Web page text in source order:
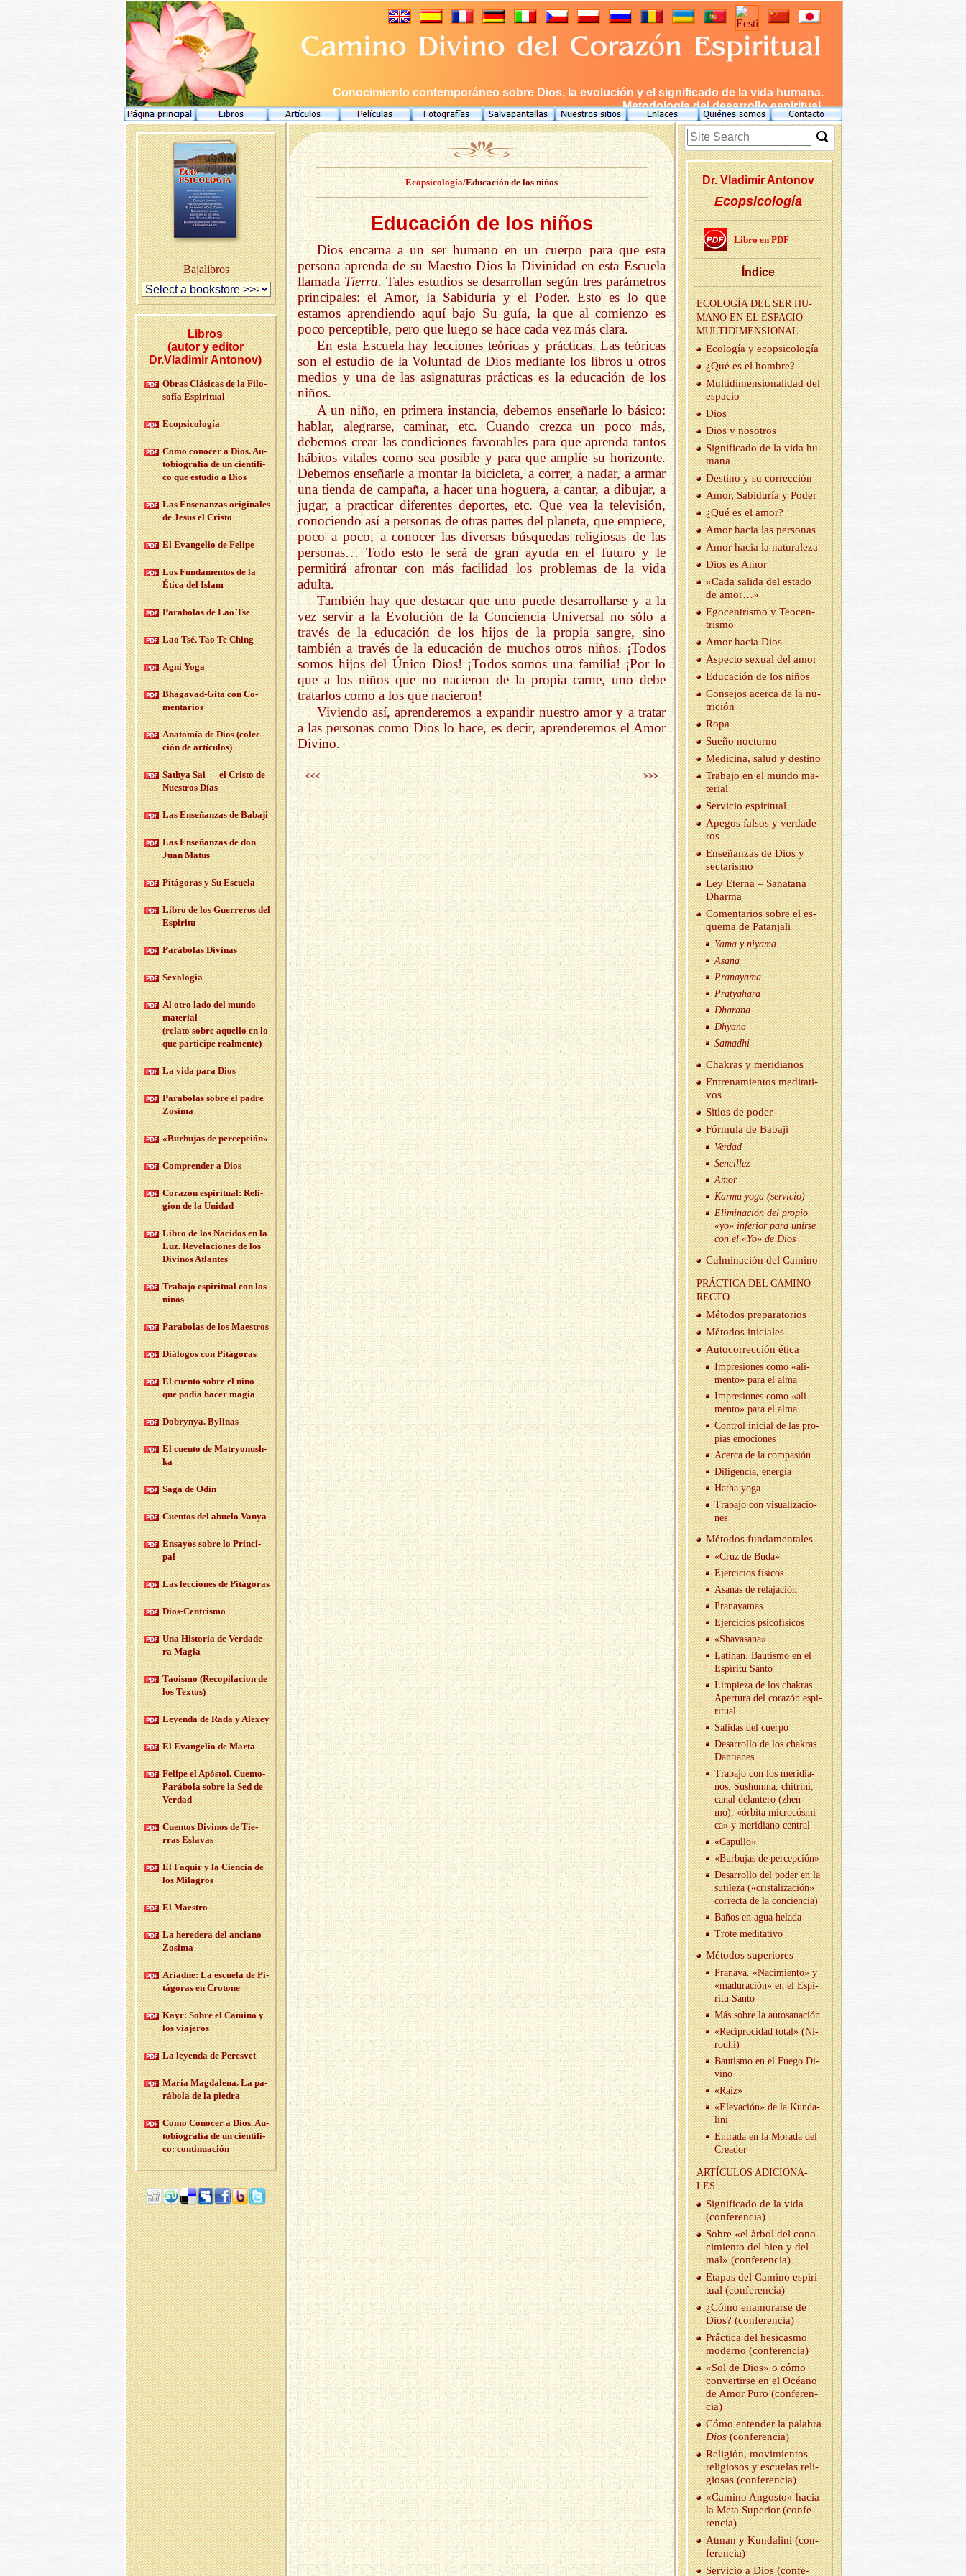
Conocimiento contemporáneo sobre Dios, la evolución y el significado de la vida humana.
Metodología del desarrollo espiritual.
Ecopsicología/Educación de los niños
Educación de los niños
Dios encarna a un ser humano en un cuerpo para que esta
persona aprenda de su Maestro Dios la Divinidad en esta Escuela
llamadaTierra.Tales estudios se desarrollan según tres parámetros
principales: el Amor, la Sabiduría y el Poder. Esto es lo que
estamos aprendiendo aquí bajo Su guía, la que al comienzo es
poco perceptible, pero que luego se hace cada vez más clara.
En esta Escuela hay lecciones teóricas y prácticas. Las teóricas
son el estudio de la Voluntad de Dios mediante los libros u otros
medios y una de las asignaturas prácticas es la educación de los
niños.
A un niño, en primera instancia, debemos enseñarle lo básico:
hablar, alegrarse, caminar, etc. Cuando crezca un poco más,
debemos crear las condiciones favorables para que aprenda tantos
hábitos vitales como sea posible y para que amplíe su horizonte.
Debemos enseñarle a montar la bicicleta, a correr, a nadar, a armar
una tienda de campaña, a hacer una hoguera, a cantar, a dibujar, a
jugar, a practicar diferentes deportes, etc. Que vea la televisión,
conociendo así a personas de otras partes del planeta, que empiece,
poco a poco, a conocer las diversas búsquedas religiosas de las
personas… Todo esto le será de gran ayuda en el futuro y le
permitirá afrontar con más facilidad los problemas de la vida
adulta.
También hay que destacar que uno puede desarrollarse y a la
vez servir a la Evolución de la Conciencia Universal no sólo a
través de la educación de los hijos de la propia sangre, sino
también a través de la educación de muchos otros niños. ¡Todos
somos hijos del Único Dios! ¡Todos somos una familia! ¡Por lo
que a los niños que no nacieron de la propia carne, uno debe
tratarlos como a los que nacieron!
Viviendo así, aprenderemos a expandir nuestro amor y a tratar
a las personas como Dios lo hace, es decir, aprenderemos el Amor
Divino.
<<< >>>
Dr. Vla­di­mir An­to­nov
Ecopsicología
Libro en PDF
Ín­di­ce
ECO­LO­GÍA DEL SER HU­
MANO EN EL ES­PA­CIO
MUL­TI­DI­MEN­SIO­NAL
Eco­lo­gía y eco­psi­co­lo­gía
¿Qué es el hom­bre?
Mul­ti­di­men­sio­na­li­dad del
es­pa­cio
Dios
Dios y no­so­tros
Sig­ni­fi­ca­do de la vida hu­
ma­na
Des­tino y su co­rrec­ción
Amor, Sa­bi­du­ría y Poder
¿Qué es el amor?
Amor hacia las per­so­nas
Amor hacia la na­tu­ra­le­za
Dios es Amor
«Cada sa­li­da del es­ta­do
de amor…»
Ego­cen­tris­mo y Teo­cen­
tris­mo
Amor hacia Dios
As­pec­to se­xual del amor
Edu­ca­ción de los niños
Con­se­jos acer­ca de la nu­
tri­ción
Ropa
Sueño noc­turno
Me­di­ci­na, salud y des­tino
Tra­ba­jo en el mundo ma­
te­rial
Ser­vi­cio es­pi­ri­tual
Ape­gos fal­sos y ver­da­de­
ros
En­se­ñan­zas de Dios y
sec­ta­ris­mo
Ley Eter­na – Sa­na­ta­na
Dhar­ma
Co­men­ta­rios sobre el es­
que­ma de Pa­tan­ja­li
Yama y ni­ya­ma
Asana
Pra­na­ya­ma
Prat­yaha­ra
Dha­ra­na
Dh­ya­na
Sa­mad­hi
Cha­kras y me­ri­dia­nos
En­tre­na­mien­tos me­di­ta­ti­
vos
Si­tios de poder
Fór­mu­la de Ba­ba­ji
Ver­dad
Sen­ci­llez
Amor
Karma yoga (ser­vi­cio)
Eli­mi­na­ción del pro­pio
«yo» in­fe­rior para unir­se
con el «Yo» de Dios
Cul­mi­na­ción del Ca­mino
PRÁC­TI­CA DEL CA­MINO
RECTO
Mé­to­dos pre­pa­ra­to­rios
Mé­to­dos ini­cia­les
Au­to­co­rrec­ción ética
Im­pre­sio­nes como «ali­
men­to» para el alma
Im­pre­sio­nes como «ali­
men­to» para el alma
Con­trol ini­cial de las pro­
pias emo­cio­nes
Acer­ca de la com­pa­sión
Di­li­gen­cia, ener­gía
Hatha yoga
Tra­ba­jo con vi­sua­li­za­cio­
nes
Mé­to­dos fun­da­men­ta­les
«Cruz de Buda»
Ejer­ci­cios fí­si­cos
Asa­nas de re­la­ja­ción
Pra­na­ya­mas
Ejer­ci­cios psi­co­fí­si­cos
«Sha­va­sa­na»
La­tihan. Bau­tis­mo en el
Es­pí­ri­tu Santo
Lim­pie­za de los cha­kras.
Aper­tu­ra del co­ra­zón es­pi­
ri­tual
Sa­li­das del cuer­po
Desa­rro­llo de los cha­kras.
Dan­tia­nes
Tra­ba­jo con los me­ri­dia­
nos. Sus­hum­na, chi­tri­ni,
canal de­lan­te­ro (zhen-
mo), «ór­bi­ta mi­cro­cós­mi­
ca» y me­ri­diano cen­tral
«Ca­pu­llo»
«Bur­bu­jas de per­cep­ción»
Desa­rro­llo del poder en la
su­ti­le­za («cris­ta­li­za­ción»
co­rrec­ta de la con­cien­cia)
Baños en agua he­la­da
Trote me­di­ta­ti­vo
Mé­to­dos su­pe­rio­res
Pra­na­va. «Na­ci­mien­to» y
«ma­du­ra­ción» en el Es­pí­
ri­tu Santo
Más sobre la au­to­sa­na­ción
«Re­ci­pro­ci­dad total» (Ni­
rod­hi)
Bau­tis­mo en el Fuego Di­
vino
«Raíz»
«Ele­va­ción» de la Kun­da­
li­ni
En­tra­da en la Mo­ra­da del
Crea­dor
AR­TÍCU­LOS ADI­CIO­NA­
LES
Sig­ni­fi­ca­do de la vida
(con­fe­ren­cia)
Sobre «el árbol del co­no­
ci­mien­to del bien y del
mal» (con­fe­ren­cia)
Eta­pas del Ca­mino es­pi­ri­
tual (con­fe­ren­cia)
¿Cómo enamo­rar­se de
Dios? (con­fe­ren­cia)
Prác­ti­ca del he­si­cas­mo
mo­derno (con­fe­ren­cia)
«Sol de Dios» o cómo
con­ver­tir­se en el Océano
de Amor Puro (con­fe­ren­
cia)
Cómo en­ten­der la pa­la­bra
Dios(con­fe­ren­cia)
Re­li­gión, mo­vi­mien­tos
re­li­gio­sos y es­cue­las re­li­
gio­sas (con­fe­ren­cia)
«Ca­mino An­gos­to» hacia
la Meta Su­pe­rior (con­fe­
ren­cia)
Atman y Kun­da­li­ni (con­
fe­ren­cia)
Ser­vi­cio a Dios (con­fe­
Bajalibros
Libros
(autor y editor
Dr.Vladimir Antonov)
Obras Clá­si­cas de la Fi­lo­
so­fía Es­pi­ri­tual
Eco­psi­co­lo­gía
Como co­no­cer a Dios. Au­
to­bio­gra­fia de un cien­ti­fi­
co que es­tu­dio a Dios
Las En­se­nan­zas ori­gi­na­les
de Jesus el Cris­to
El Evan­ge­lio de Fe­li­pe
Los Fun­da­men­tos de la
Ética del Islam
Pa­ra­bo­las de Lao Tse
Lao Tsé. Tao Te Ching
Agni Yoga
Bha­ga­vad-Gi­ta con Co­
men­ta­rios
Anato­mía de Dios (co­lec­
ción de ar­tícu­los)
Sath­ya Sai — el Cris­to de
Nues­tros Días
Las En­se­ñan­zas de Ba­ba­ji
Las En­se­ñan­zas de don
Juan Matus
Pi­tá­go­ras y Su Es­cue­la
Libro de los Gue­rre­ros del
Es­pi­ri­tu
Pa­rá­bo­las Di­vi­nas
Se­xo­lo­gia
Al otro lado del mundo
ma­te­rial
(re­la­to sobre aque­llo en lo
que par­ti­ci­pe real­men­te)
La vida para Dios
Pa­ra­bo­las sobre el padre
Zo­si­ma
«Bur­bu­jas de per­cep­ción»
Com­pren­der a Dios
Co­ra­zon es­pi­ri­tual: Re­li­
gion de la Uni­dad
Libro de los Na­ci­dos en la
Luz. Re­ve­la­cio­nes de los
Di­vi­nos Atlan­tes
Tra­ba­jo es­pi­ri­tual con los
ninos
Pa­ra­bo­las de los Maes­tros
Diá­lo­gos con Pi­tá­go­ras
El cuen­to sobre el nino
que podia hacer magia
Do­bryn­ya. By­li­nas
El cuen­to de Ma­tr­yo­nush­
ka
Saga de Odín
Cuen­tos del abue­lo Vanya
En­sa­yos sobre lo Prin­ci­
pal
Las lec­cio­nes de Pi­tá­go­ras
Dios-Cen­tris­mo
Una His­to­ria de Ver­da­de­
ra Magia
Taois­mo (Re­co­pi­la­cion de
los Tex­tos)
Le­yen­da de Rada y Ale­xey
El Evan­ge­lio de Marta
Fe­li­pe el Após­tol. Cuen­to-
Pa­rá­bo­la sobre la Sed de
Ver­dad
Cuen­tos Di­vi­nos de Tie­
rras Es­la­vas
El Fa­quir y la Cien­cia de
los Mi­la­gros
El Maes­tro
La he­re­de­ra del an­ciano
Zo­si­ma
Ariad­ne: La es­cue­la de Pi­
tá­go­ras en Cro­to­ne
Kayr: Sobre el Ca­mino y
los via­je­ros
La le­yen­da de Pe­res­vet
María Mag­da­le­na. La pa­
rá­bo­la de la pie­dra
Como Co­no­cer a Dios. Au­
to­bio­gra­fía de un cien­tí­fi­
co: con­ti­nua­ción